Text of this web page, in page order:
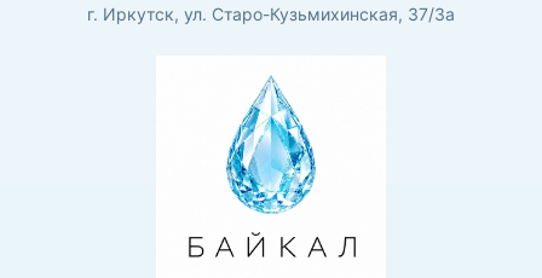
г. Иркутск, ул. Старо-Кузьмихинская, 37/3а